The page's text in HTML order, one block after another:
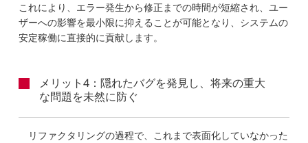
これにより、エラー発生から修正までの時間が短縮され、ユー
ザーへの影響を最小限に抑えることが可能となり、システムの
安定稼働に直接的に貢献します。
メリット4：隠れたバグを発見し、将来の重大
な問題を未然に防ぐ
リファクタリングの過程で、これまで表面化していなかった